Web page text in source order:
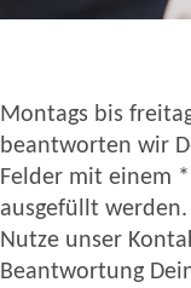
Montags bis
beantworten wir
Felder mit einem
ausgefüllt werden.
Nutze unser
Beantwortung